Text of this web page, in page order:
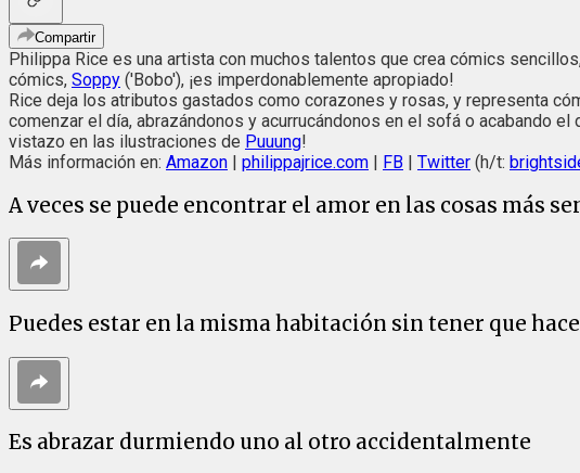
Compartir
Philippa Rice es una artista con muchos talentos que crea cómics
cómics, Soppy ('Bobo'), ¡es imperdonablemente apropiado!
Rice deja los atributos gastados como corazones y rosas, y representa
comenzar el día, abrazándonos y acurrucándonos en el sofá o acabando
vistazo en las ilustraciones de Puuung!
Más información en: Amazon | philippajrice.com | FB | Twitter (h/t:
A veces se puede encontrar el amor en las cosas más
Puedes estar en la misma habitación sin tener que
Es abrazar durmiendo uno al otro accidentalmente